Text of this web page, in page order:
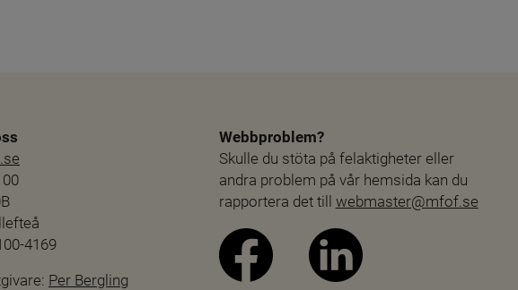
4169
Per Bergling
Webbproblem?
Skulle du stöta på felaktigheter eller
andra problem på vår hemsida kan du
rapportera det till webmaster@mfof.se